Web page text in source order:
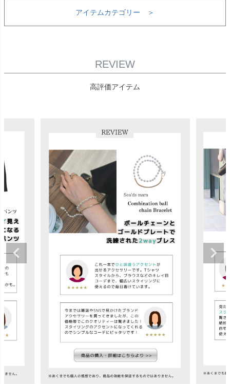
アイテムカテゴリー ＞
REVIEW
高評価アイテム